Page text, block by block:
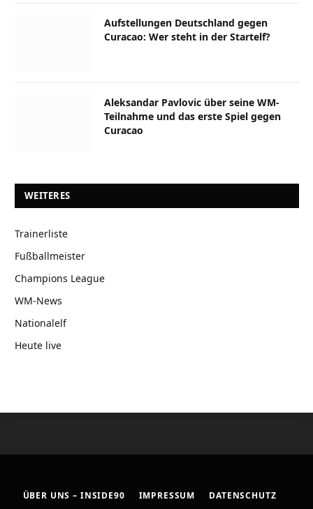
Aufstellungen Deutschland gegen
Curacao: Wer steht in der Startelf?
Aleksandar Pavlovic über seine WM-
Teilnahme und das erste Spiel gegen
Curacao
WEITERES
Trainerliste
Fußballmeister
Champions League
WM-News
Nationalelf
Heute live
ÜBER UNS – INSIDE90 IMPRESSUM DATENSCHUTZ